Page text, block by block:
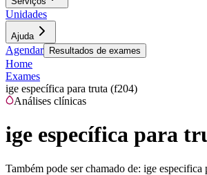
Unidades
Ajuda
Agendar Resultados de exames
Home
Exames
ige específica para truta (f204)
Análises clínicas
ige específica para
Também pode ser chamado de: ige especifica